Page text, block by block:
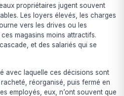
propriétaires jugent souvent
Les loyers élevés, les charges
vers les drives ou les
magasins moins attractifs.
et des salariés qui se
avec laquelle ces décisions sont
réorganisé, puis fermé en
employés, eux, n’ont souvent que